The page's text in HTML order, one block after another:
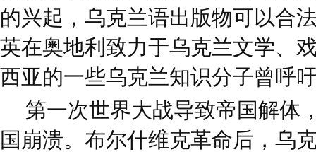
的兴起，乌克兰语出版物可以合
英在奥地利致力于乌克兰文学、
西亚的一些乌克兰知识分子曾呼
第一次世界大战导致帝国解体
国崩溃。布尔什维克革命后，乌